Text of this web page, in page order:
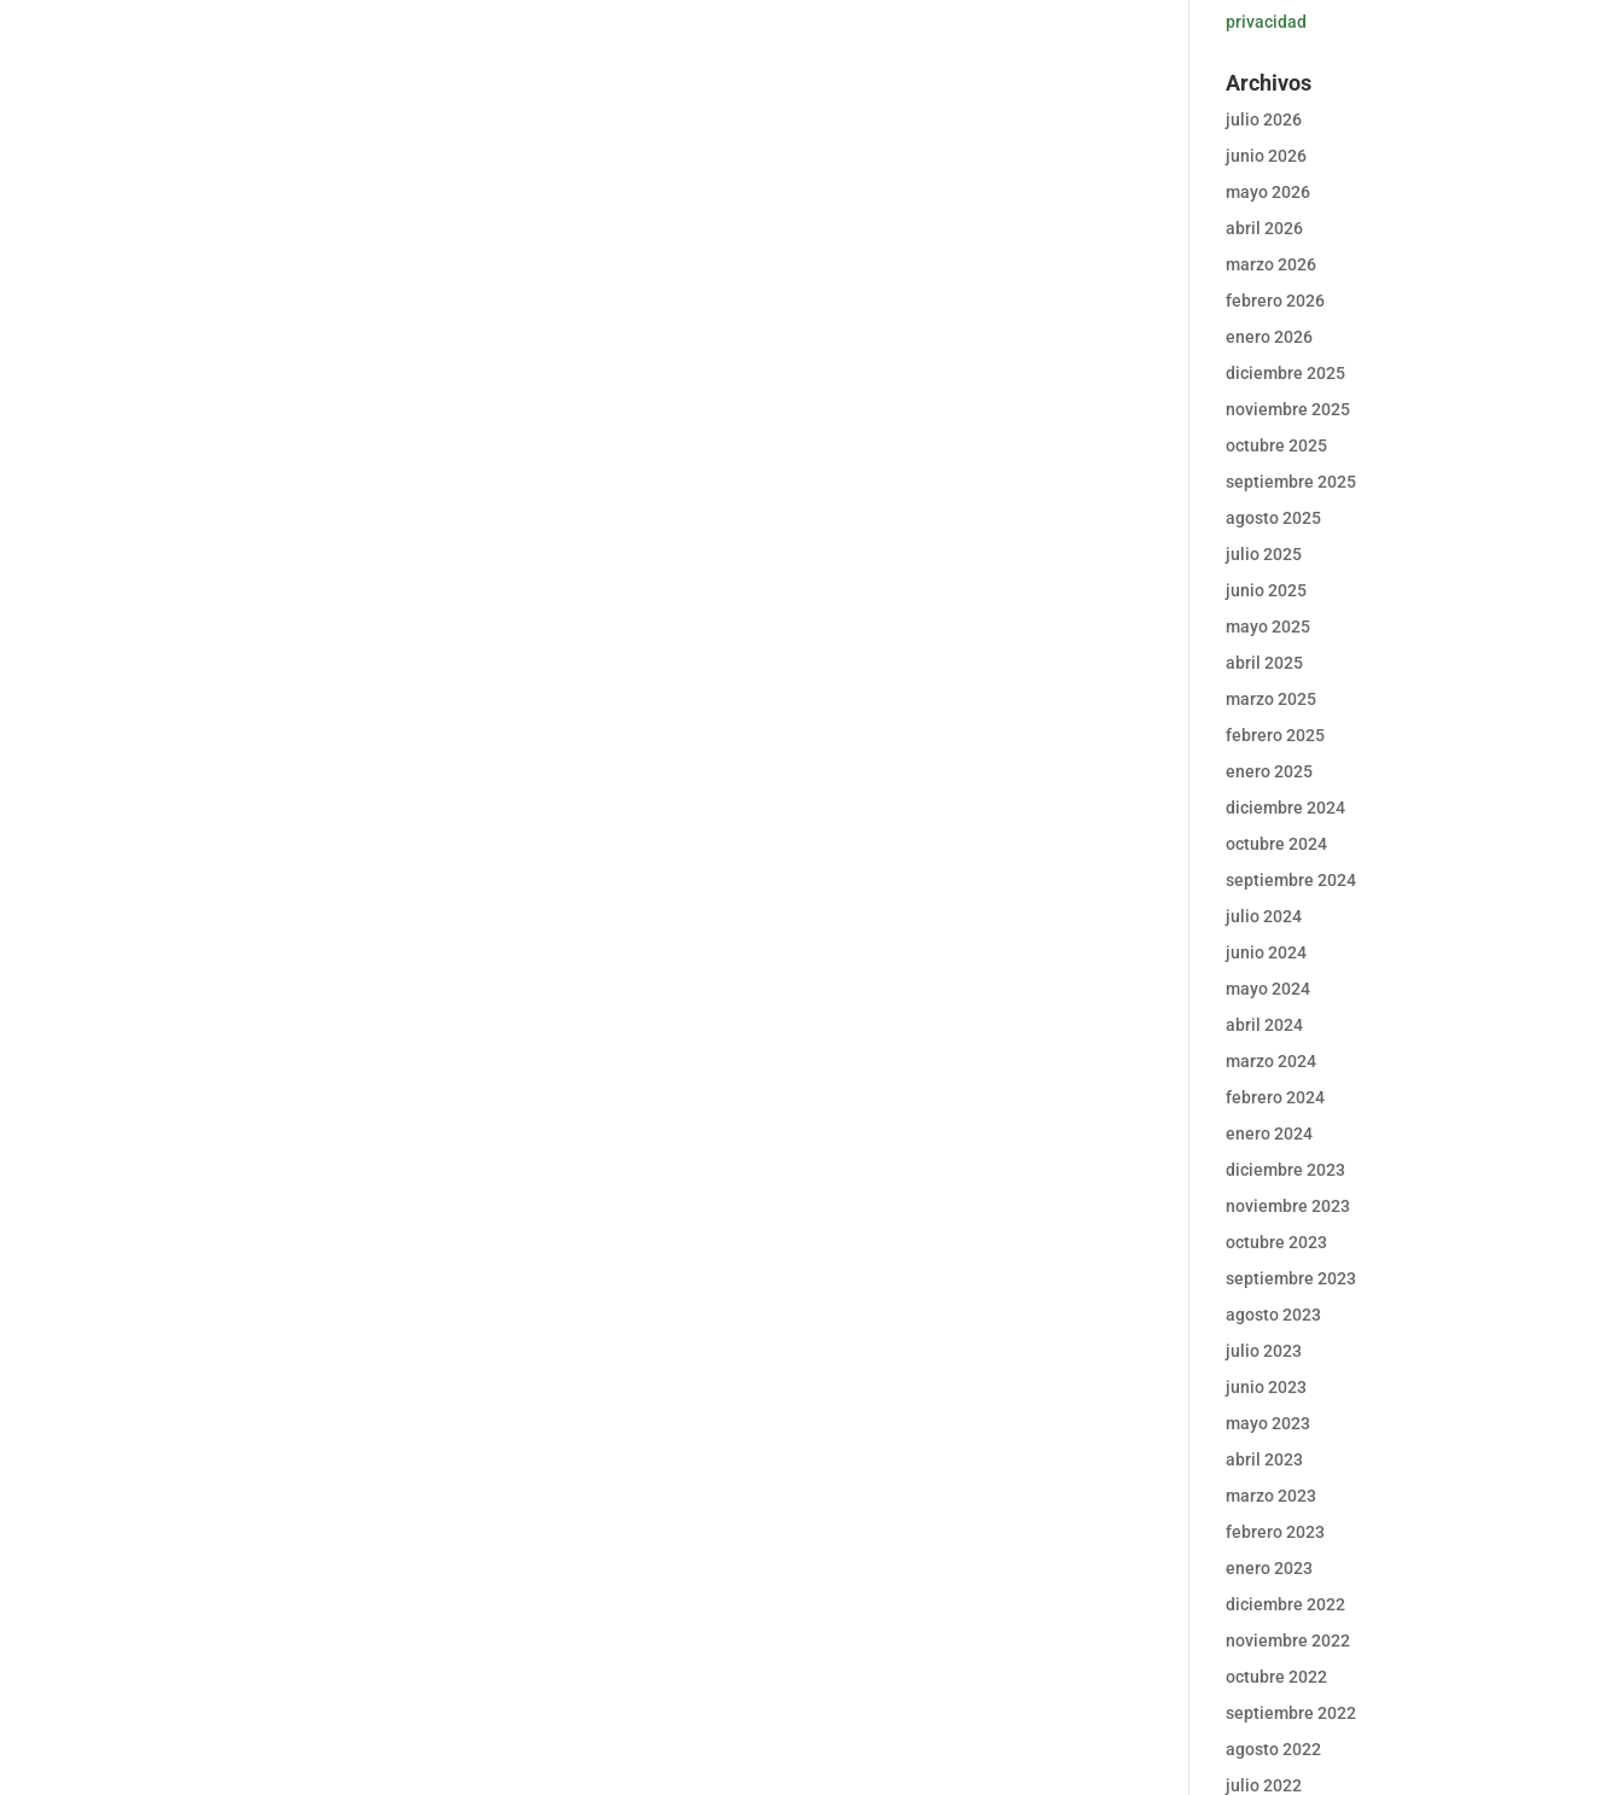
privacidad
Archivos
julio 2026
junio 2026
mayo 2026
abril 2026
marzo 2026
febrero 2026
enero 2026
diciembre 2025
noviembre 2025
octubre 2025
septiembre 2025
agosto 2025
julio 2025
junio 2025
mayo 2025
abril 2025
marzo 2025
febrero 2025
enero 2025
diciembre 2024
octubre 2024
septiembre 2024
julio 2024
junio 2024
mayo 2024
abril 2024
marzo 2024
febrero 2024
enero 2024
diciembre 2023
noviembre 2023
octubre 2023
septiembre 2023
agosto 2023
julio 2023
junio 2023
mayo 2023
abril 2023
marzo 2023
febrero 2023
enero 2023
diciembre 2022
noviembre 2022
octubre 2022
septiembre 2022
agosto 2022
julio 2022